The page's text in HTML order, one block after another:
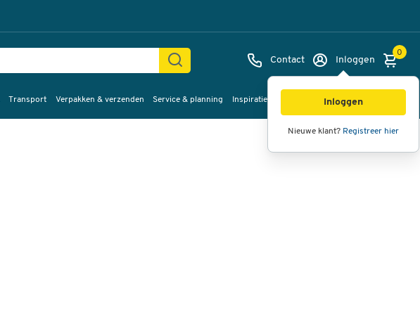
Contact Inloggen
Inloggen
Nieuwe klant? Registreer hier
0
Transport Verpakken & verzenden Service & planning Inspiratie
Afbeeldingen Video's
360°
weergave